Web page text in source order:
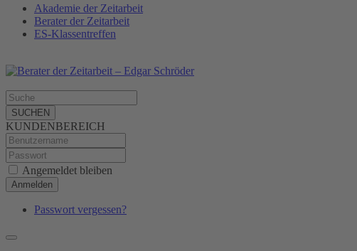
Akademie der Zeitarbeit
Berater der Zeitarbeit
ES-Klassentreffen
SUCHEN
KUNDENBEREICH
Angemeldet bleiben
Anmelden
Passwort vergessen?